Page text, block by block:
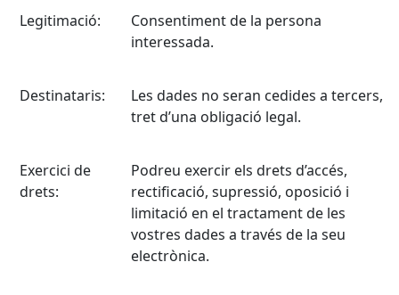
Legitimació:
Consentiment de la persona
interessada.
Destinataris:
Les dades no seran cedides a tercers,
tret d’una obligació legal.
Exercici de
drets:
Podreu exercir els drets d’accés,
rectificació, supressió, oposició i
limitació en el tractament de les
vostres dades a través de la seu
electrònica.